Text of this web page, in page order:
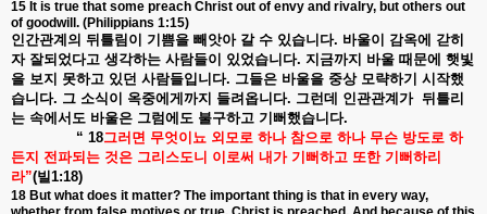
15 It is true that some preach Christ out of envy and rivalry, but others out
of goodwill. (Philippians 1:15)
인간관계의 뒤틀림이 기쁨을 빼앗아 갈 수 있습니다. 바울이 감옥에 갇히
자 잘되었다고 생각하는 사람들이 있었습니다. 지금까지 바울 때문에 햇빛
을 보지 못하고 있던 사람들입니다. 그들은 바울을 중상 모략하기 시작했
습니다. 그 소식이 옥중에게까지 들려옵니다. 그런데 인관관계가 뒤틀리
는 속에서도 바울은 그럼에도 불구하고 기뻐했습니다.
“ 18그러면 무엇이뇨 외모로 하나 참으로 하나 무슨 방도로 하
든지 전파되는 것은 그리스도니 이로써 내가 기뻐하고 또한 기뻐하리
라”(빌1:18)
18 But what does it matter? The important thing is that in every way,